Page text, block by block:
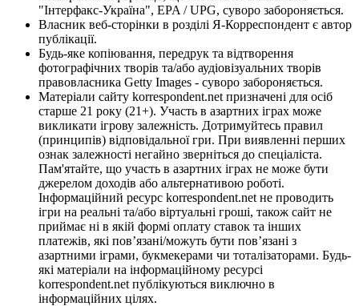
"Інтерфакс-Україна", EPA / UPG, суворо забороняється.
Власник веб-сторінки в розділі Я-Корреспондент є автор
публікації.
Будь-яке копіювання, передрук та відтворення
фотографічних творів та/або аудіовізуальних творів
правовласника Getty Images - суворо забороняється.
Матеріали сайту korrespondent.net призначені для осіб
старше 21 року (21+). Участь в азартних іграх може
викликати ігрову залежність. Дотримуйтесь правил
(принципів) відповідальної гри. При виявленні перших
ознак залежності негайно зверніться до спеціаліста.
Пам'ятайте, що участь в азартних іграх не може бути
джерелом доходів або альтернативою роботі.
Інформаційний ресурс korrespondent.net не проводить
ігри на реальні та/або віртуальні гроші, також сайт не
приймає ні в якій формі оплату ставок та інших
платежів, які пов’язані/можуть бути пов’язані з
азартними іграми, букмекерами чи тоталізаторами. Будь-
які матеріали на інформаційному ресурсі
korrespondent.net публікуються виключно в
інформаційних цілях.